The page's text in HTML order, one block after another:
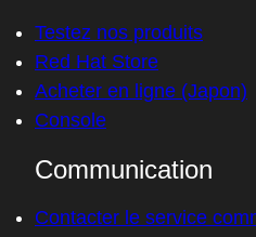
Testez nos produits
Red Hat Store
Acheter en ligne (Japon)
Console
Communication
Contacter le service